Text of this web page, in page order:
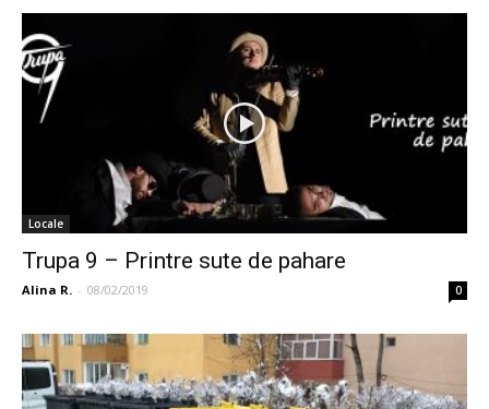
Locale
Trupa 9 – Printre sute de pahare
Alina R. - 08/02/2019 0